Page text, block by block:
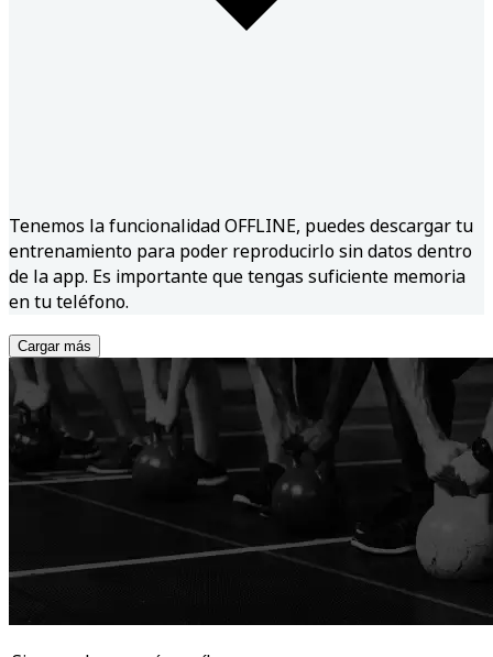
Tenemos la funcionalidad OFFLINE, puedes descargar tu
entrenamiento para poder reproducirlo sin datos dentro
de la app. Es importante que tengas suficiente memoria
en tu teléfono.
Cargar más